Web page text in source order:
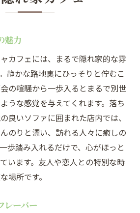
魅力
カフェには、まるで隠れ家的な雰
静かな路地裏にひっそりと佇むこ
の喧騒から一歩入るとまるで別世
うな感覚を与えてくれます。落ち
良いソファに囲まれた店内では、
のりと漂い、訪れる人々に癒しの
歩踏み入れるだけで、心がほっと
います。友人や恋人との特別な時
場所です。
レーバー